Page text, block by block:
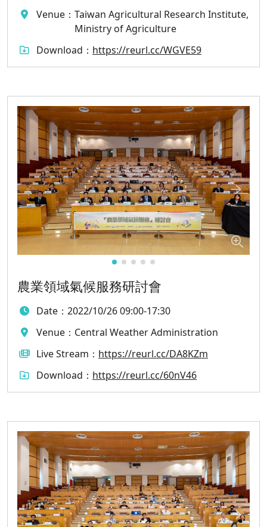
Venue： Taiwan Agricultural Research Institute,
Ministry of Agriculture
Download： https://reurl.cc/WGVE59
農業領域氣候服務研討會
Date： 2022/10/26 09:00-17:30
Venue： Central Weather Administration
Live Stream： https://reurl.cc/DA8KZm
Download： https://reurl.cc/60nV46